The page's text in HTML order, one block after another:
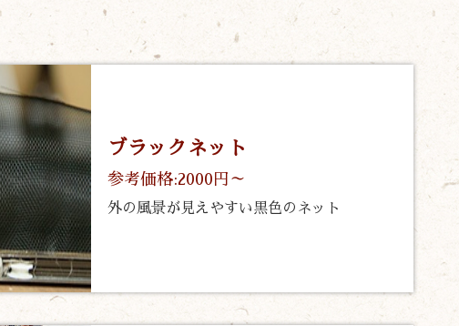
ブラックネット
参考価格:2000円～
外の風景が見えやすい黒色のネット